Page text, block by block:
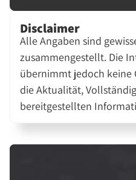
Disclaimer
Alle Angaben sind
zusammengestellt. Die
übernimmt jedoch keine
die Aktualität,
bereitgestellten